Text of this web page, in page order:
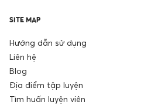
SITE MAP
Hướng dẫn sử dụng
Liên hệ
Blog
Địa điểm tập luyện
Tìm huấn luyện viên